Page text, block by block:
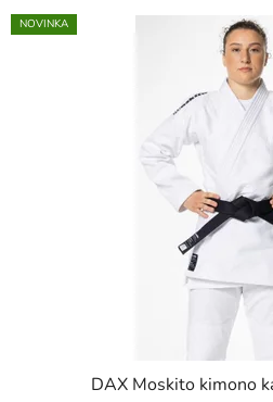
NOVINKA
DAX Moskito kimono